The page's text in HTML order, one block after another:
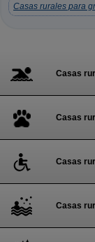
Casas rurales para
Casas
Casas
Casas
Casas